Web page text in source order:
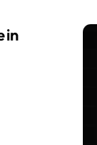
in